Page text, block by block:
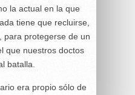
la actual en la que
tiene que recluirse,
para protegerse de un
que nuestros doctos
batalla.
era propio sólo de